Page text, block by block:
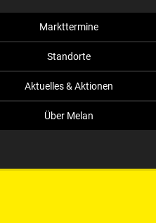
Markttermine
Standorte
Aktuelles & Aktionen
Über Melan